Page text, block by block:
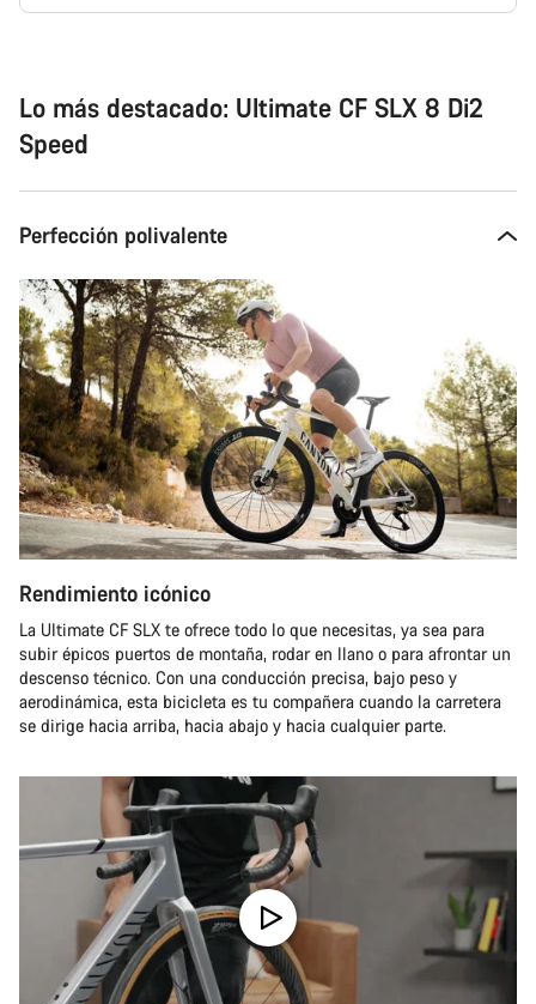
Lo más destacado: Ultimate CF SLX 8 Di2
Speed
Perfección polivalente
Rendimiento icónico
La Ultimate CF SLX te ofrece todo lo que necesitas, ya sea para
subir épicos puertos de montaña, rodar en llano o para afrontar un
descenso técnico. Con una conducción precisa, bajo peso y
aerodinámica, esta bicicleta es tu compañera cuando la carretera
se dirige hacia arriba, hacia abajo y hacia cualquier parte.